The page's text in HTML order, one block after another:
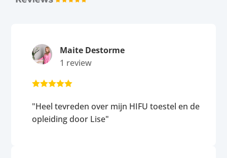
Maite Destorme
1 review

"Heel tevreden over mijn HIFU toestel en de
opleiding door Lise"